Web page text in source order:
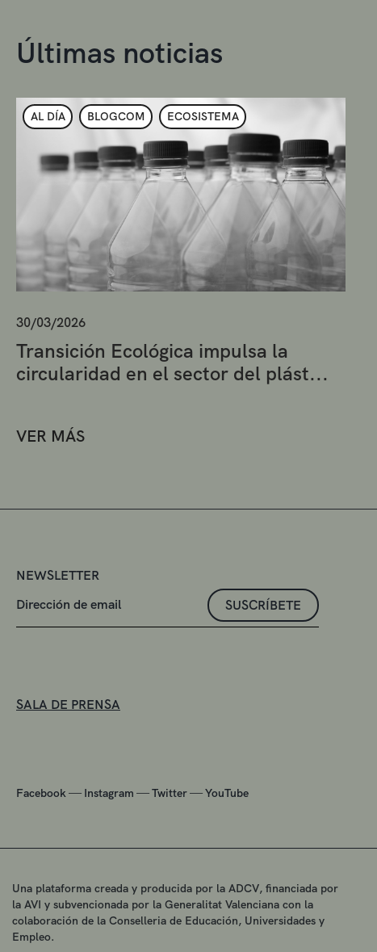
Últimas noticias
AL DÍA BLOGCOM ECOSISTEMA
30/03/2026
Transición Ecológica impulsa la
circularidad en el sector del plást...
VER MÁS
NEWSLETTER
SUSCRÍBETE
SALA DE PRENSA
Facebook — Instagram —Twitter—YouTube
Una plataforma creada y producida por la ADCV, financiada por
la AVI y subvencionada por la Generalitat Valenciana con la
colaboración de la Conselleria de Educación, Universidades y
Empleo.